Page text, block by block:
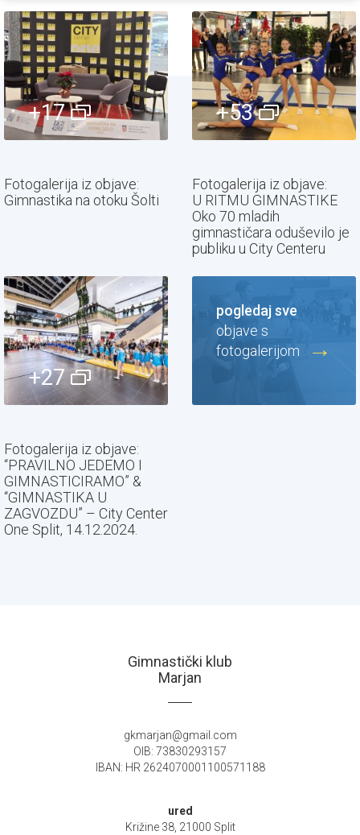
+17
Fotogalerija iz objave:
Gimnastika na otoku Šolti
+53
Fotogalerija iz objave:
U RITMU GIMNASTIKE
Oko 70 mladih
gimnastičara oduševilo je
publiku u City Centeru
+27
Fotogalerija iz objave:
“PRAVILNO JEDEMO I
GIMNASTICIRAMO” &
“GIMNASTIKA U
ZAGVOZDU” – City Center
One Split, 14.12.2024.
pogledaj sve
objave s
fotogalerijom
Gimnastički klub
Marjan
gkmarjan@gmail.com
OIB: 73830293157
IBAN: HR 2624070001100571188
ured
Križine 38, 21000 Split